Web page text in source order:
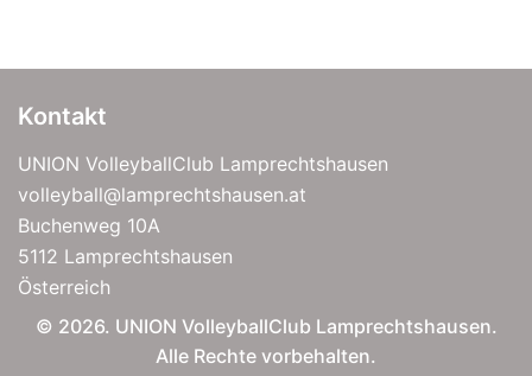
Kontakt
UNION VolleyballClub Lamprechtshausen
volleyball@lamprechtshausen.at
Buchenweg 10A
5112 Lamprechtshausen
Österreich
© 2026. UNION VolleyballClub Lamprechtshausen.
Alle Rechte vorbehalten.